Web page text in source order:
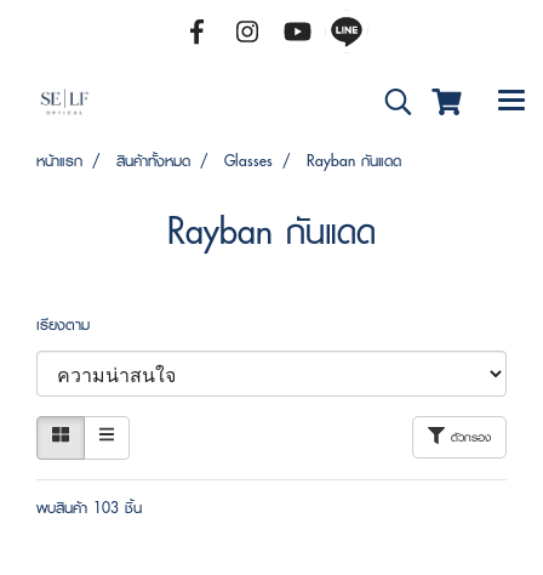
หน้าแรก สินค้าทั้งหมด Glasses Rayban กันแดด
Rayban กันแดด
เรียงตาม
ตัวกรอง
พบสินค้า 103 ชิ้น